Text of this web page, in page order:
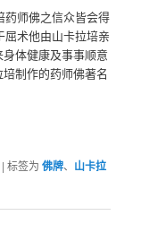
|标签为 佛牌、 山卡拉